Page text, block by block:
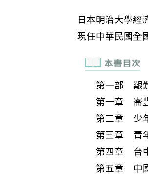
第一部 艱
第一章 崙
第二章 少
第三章 青
第四章 台
第五章 中